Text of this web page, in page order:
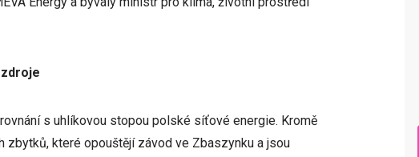
s uhlíkovou stopou polské síťové energie. Kromě
které opouštějí závod ve Zbaszynku a jsou